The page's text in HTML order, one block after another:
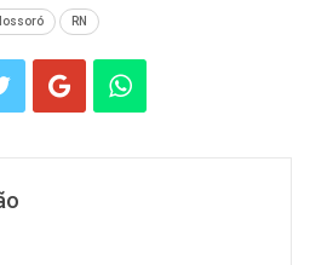
RN